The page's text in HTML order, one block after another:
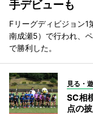
手デビューも
Fリーグディビジョン1
南成瀬5）で行われ、
で勝利した。
見る・
SC相
点の